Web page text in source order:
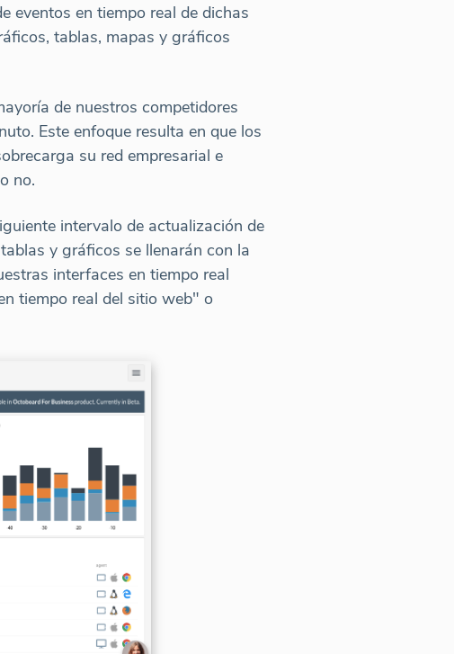
eventos en tiempo real de dichas
tablas, mapas y gráficos
de nuestros competidores
Este enfoque resulta en que los
su red empresarial e
no.
intervalo de actualización de
y gráficos se llenarán con la
interfaces en tiempo real
tiempo real del sitio web" o